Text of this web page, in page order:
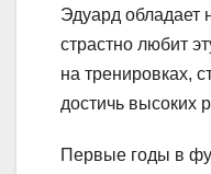
Эдуард обладает
страстно любит
на тренировках,
достичь высоких
Первые годы в